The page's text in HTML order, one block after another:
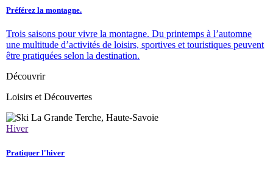
Préférez la montagne.
Trois saisons pour vivre la montagne. Du printemps à l’automne
une multitude d’activités de loisirs, sportives et touristiques peuvent
être pratiquées selon la destination.
Découvrir
Loisirs et Découvertes
Hiver
Pratiquer l'hiver